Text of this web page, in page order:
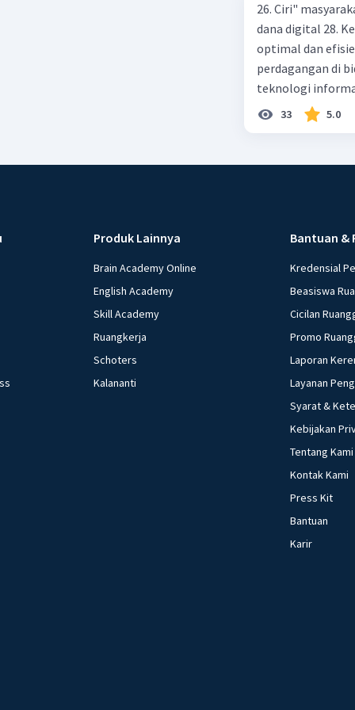
26. Ciri"
dana digital 28.
optimal dan
perdagangan di
teknologi
menggunakan
pembayaran
lembaga OJK 34.
38. Cara
39. Maksud
Penyebab
Seringkali
di masyarakat,
contoh perilaku
tradisi di kearifan lokal Nusantara 44.
kondisi
kehidupan sosial
perubahan sosial
fungsi asli uang
33 5.0
Produk Lainnya
Brain Academy Online
English Academy
Skill Academy
Ruangkerja
Schoters
Kalananti
Bantuan &
Kredensial
Beasiswa
Cicilan
Promo
Laporan
Layanan
Syarat &
Kebijakan
Tentang Kami
Kontak Kami
Press Kit
Bantuan
Karir